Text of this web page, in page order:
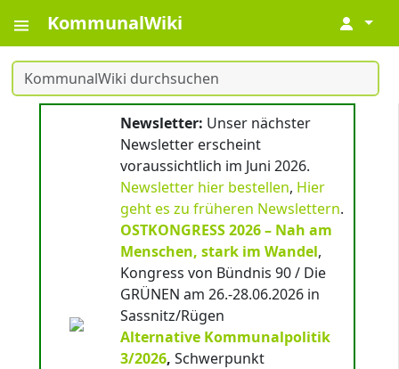
KommunalWiki ↓
Newsletter: Unser nächster
Newsletter erscheint
voraussichtlich im Juni 2026.
Newsletter hier bestellen, Hier
geht es zu früheren Newslettern.
OSTKONGRESS 2026 – Nah am
Menschen, stark im Wandel,
Kongress von Bündnis 90 / Die
GRÜNEN am 26.-28.06.2026 in
Sassnitz/Rügen
Alternative Kommunalpolitik
3/2026, Schwerpunkt